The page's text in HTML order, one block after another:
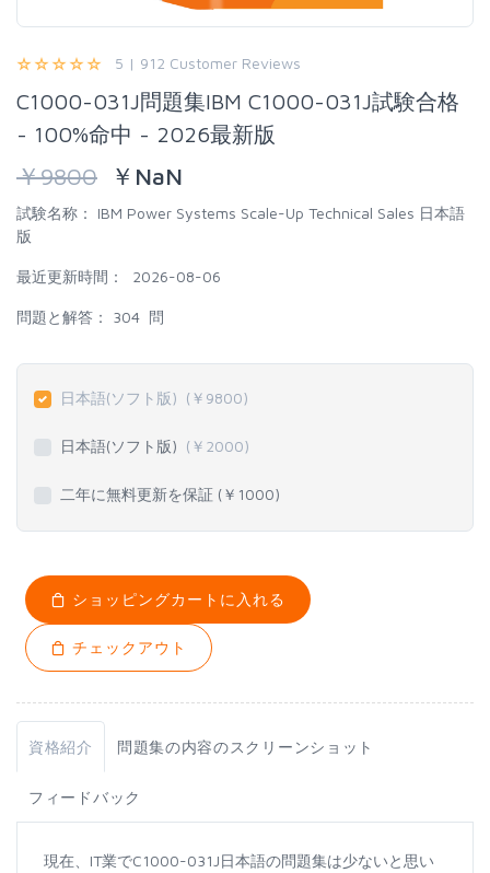
5 | 912 Customer Reviews
C1000-031J問題集IBM C1000-031J試験合格
- 100%命中 - 2026最新版
￥9800 ￥ NaN
試験名称：
IBM Power Systems Scale-Up Technical Sales 日本語
版
最近更新時間： 2026-08-06
問題と解答： 304 問
日本語(ソフト版) (￥ 9800)
日本語(ソフト版) (￥ 2000)
二年に無料更新を保証 (￥ 1000)
ショッピングカートに入れる
チェックアウト
資格紹介 問題集の内容のスクリーンショット
フィードバック
現在、IT業でC1000-031J日本語の問題集は少ないと思い